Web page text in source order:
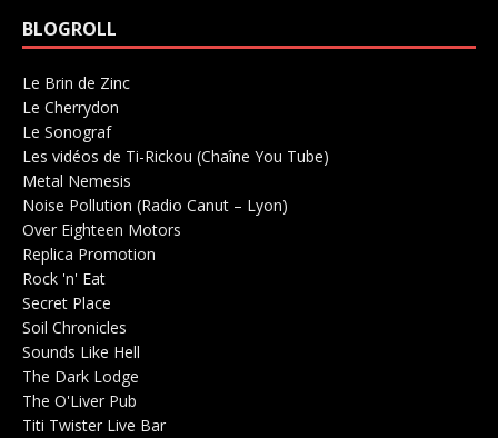
BLOGROLL
Le Brin de Zinc
Le Cherrydon
Le SonografSalle de concerts 0
Les vidéos de Ti-Rickou (Chaîne You Tube)
Metal Nemesis
Noise Pollution (Radio Canut – Lyon)
Over Eighteen Motors
Replica Promotion
Rock 'n' Eat
Secret Place
Soil Chronicles
Sounds Like Hell
The Dark Lodge
The O'Liver Pub
Titi Twister Live Bar